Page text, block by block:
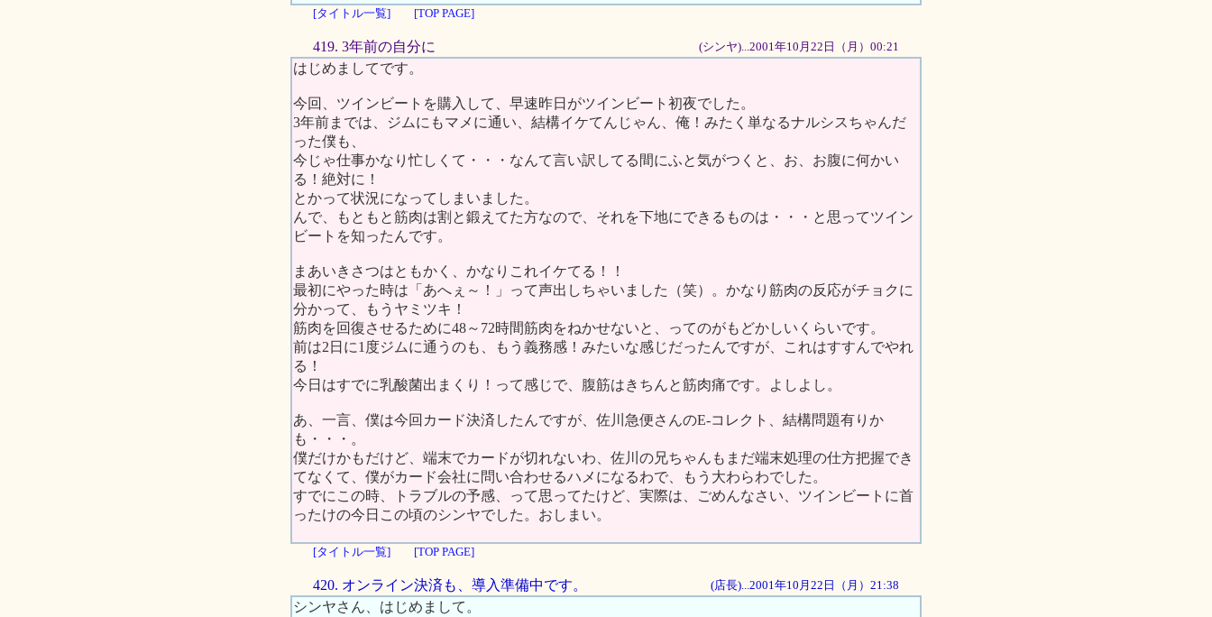
[タイトル一覧] [TOP PAGE]
419. 3年前の自分に (シンヤ)...2001年10月22日（月）00:21
はじめましてです。
今回、ツインビートを購入して、早速昨日がツインビート初夜でした。
3年前までは、ジムにもマメに通い、結構イケてんじゃん、俺！みたく単なるナルシスちゃんだ
った僕も、
今じゃ仕事かなり忙しくて・・・なんて言い訳してる間にふと気がつくと、お、お腹に何かい
る！絶対に！
とかって状況になってしまいました。
んで、もともと筋肉は割と鍛えてた方なので、それを下地にできるものは・・・と思ってツイン
ビートを知ったんです。
まあいきさつはともかく、かなりこれイケてる！！
最初にやった時は「あへぇ～！」って声出しちゃいました（笑）。かなり筋肉の反応がチョクに
分かって、もうヤミツキ！
筋肉を回復させるために48～72時間筋肉をねかせないと、ってのがもどかしいくらいです。
前は2日に1度ジムに通うのも、もう義務感！みたいな感じだったんですが、これはすすんでやれ
る！
今日はすでに乳酸菌出まくり！って感じで、腹筋はきちんと筋肉痛です。よしよし。
あ、一言、僕は今回カード決済したんですが、佐川急便さんのE-コレクト、結構問題有りか
も・・・。
僕だけかもだけど、端末でカードが切れないわ、佐川の兄ちゃんもまだ端末処理の仕方把握でき
てなくて、僕がカード会社に問い合わせるハメになるわで、もう大わらわでした。
すでにこの時、トラブルの予感、って思ってたけど、実際は、ごめんなさい、ツインビートに首
ったけの今日この頃のシンヤでした。おしまい。
[タイトル一覧] [TOP PAGE]
420. オンライン決済も、導入準備中です。 (店長)...2001年10月22日（月）21:38
シンヤさん、はじめまして。